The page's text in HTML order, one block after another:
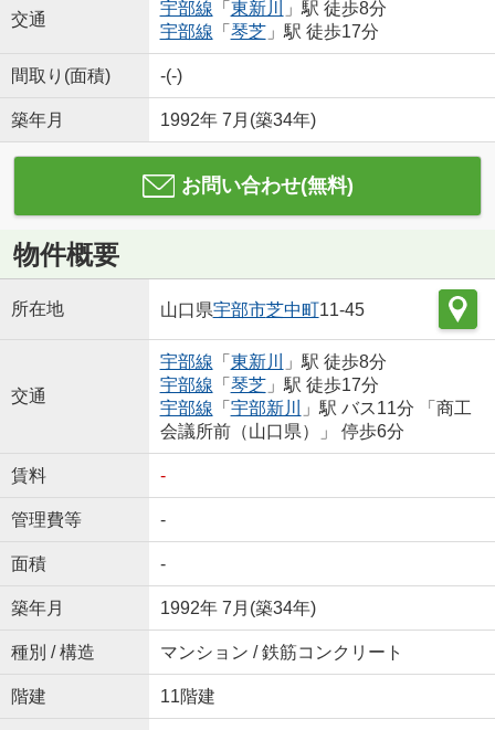
交通
宇部線 「 東新川
」駅 徒歩8分
宇部線 「 琴芝」駅 徒歩17分
間取り(面積) -(-)
築年月 1992年 7月(築34年)
お問い合わせ(無料)
物件概要
所在地 山口県宇部市芝中町11-45
交通
宇部線 「 東新川
」駅 徒歩8分
宇部線 「 琴芝」駅 徒歩17分
宇部線 「 宇部新川
」駅 バス11分 「商工
会議所前（山口県）」 停歩6分
賃料 -
管理費等 -
面積 -
築年月 1992年 7月(築34年)
種別 / 構造 マンション / 鉄筋コンクリート
階建 11階建